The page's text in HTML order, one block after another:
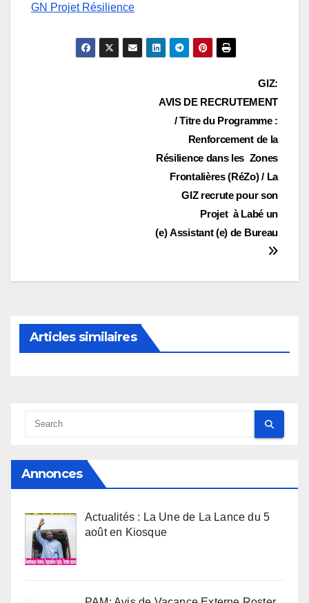
GN Projet Résilience
GIZ:
AVIS DE RECRUTEMENT
/ Titre du Programme :
Renforcement de la
Résilience dans les Zones
Frontalières (RéZo) / La
GIZ recrute pour son
Projet à Labé un
(e) Assistant (e) de Bureau
Articles similaires
Annonces
Actualités : La Une de La Lance du 5
août en Kiosque